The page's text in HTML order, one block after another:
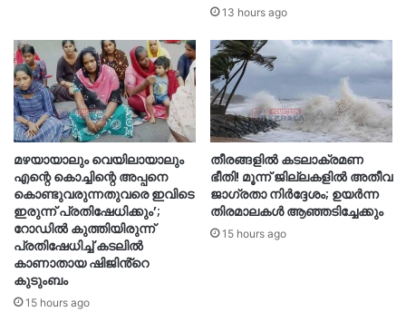
13 hours ago
മഴയായാലും വെയിലായാലും
എന്റെ കൊച്ചിന്റെ അപ്പനെ
കൊണ്ടുവരുന്നതുവരെ ഇവിടെ
ഇരുന്ന് പ്രതിഷേധിക്കും’;
റോഡില്‍ കുത്തിയിരുന്ന്
പ്രതിഷേധിച്ച് കടലില്‍
കാണാതായ ഷിജിൻ്റെ
കുടുംബം
15 hours ago
തീരങ്ങളില്‍ കടലാക്രമണ
ഭീതി! മൂന്ന് ജില്ലകളിൽ അതീവ
ജാഗ്രതാ നിർദ്ദേശം; ഉയർന്ന
തിരമാലകൾ ആഞ്ഞടിച്ചേക്കും
15 hours ago